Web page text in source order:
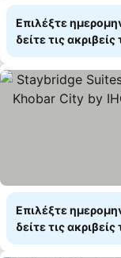
Επιλέξτε
δείτε τις ακριβείς
Επιλέξτε
δείτε τις ακριβείς